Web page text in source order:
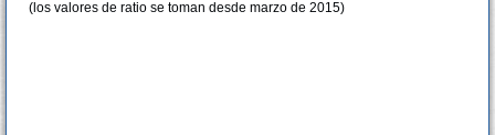
(los valores de ratio se toman desde marzo de 2015)